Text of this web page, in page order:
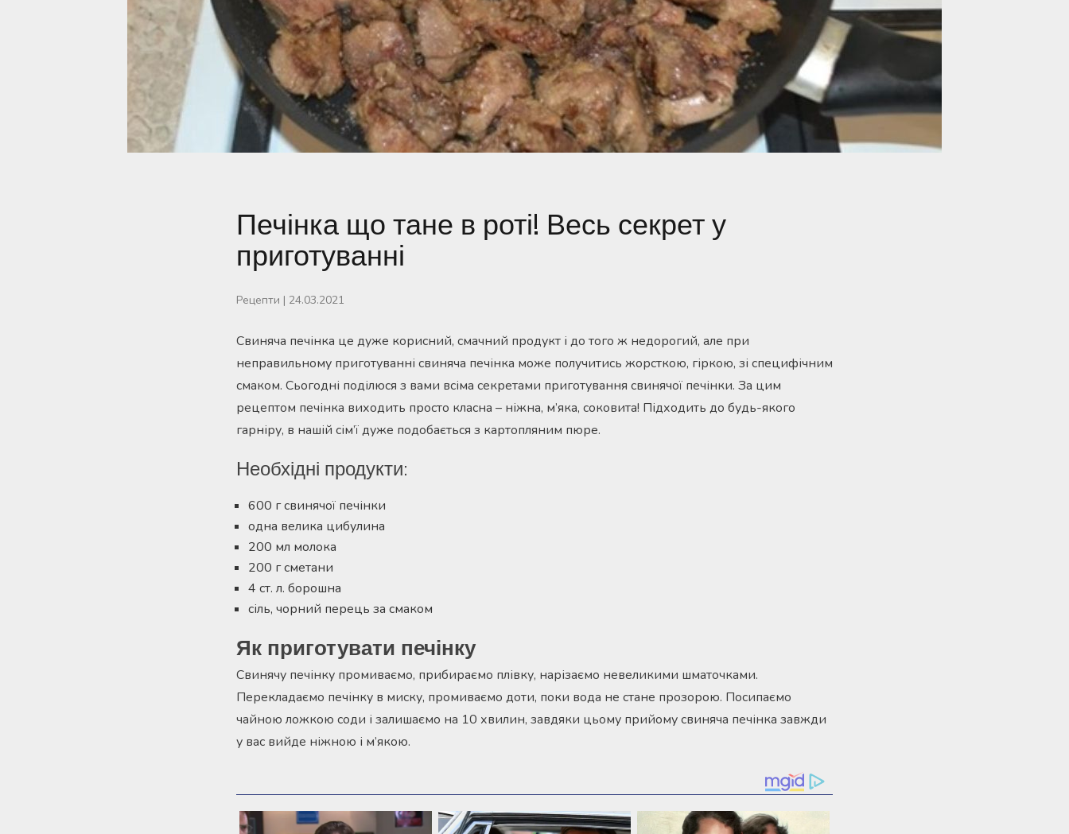
Печінка що тане в роті! Весь секрет у
приготуванні
Рецепти | 24.03.2021
Свиняча печінка це дуже корисний, смачний продукт і до того ж недорогий, але при
неправильному приготуванні свиняча печінка може получитись жорсткою, гіркою, зі специфічним
смаком. Сьогодні поділюся з вами всіма секретами приготування свинячої печінки. За цим
рецептом печінка виходить просто класна – ніжна, м’яка, соковита! Підходить до будь-якого
гарніру, в нашій сім’ї дуже подобається з картопляним пюре.
Необхідні продукти:
600 г свинячої печінки
одна велика цибулина
200 мл молока
200 г сметани
4 ст. л. борошна
сіль, чорний перець за смаком
Як приготувати печінку
Свинячу печінку промиваємо, прибираємо плівку, нарізаємо невеликими шматочками.
Перекладаємо печінку в миску, промиваємо доти, поки вода не стане прозорою. Посипаємо
чайною ложкою соди і залишаємо на 10 хвилин, завдяки цьому прийому свиняча печінка завжди
у вас вийде ніжною і м’якою.